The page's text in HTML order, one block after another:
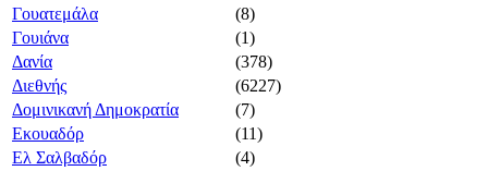
Γουατεμάλα
(8)
Γουιάνα
(1)
Δανία
(378)
Διεθνής
(6227)
Δομινικανή Δημοκρατία
(7)
Εκουαδόρ
(11)
Ελ Σαλβαδόρ
(4)